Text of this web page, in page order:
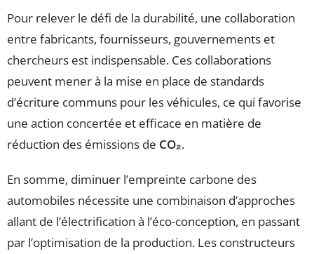
Pour relever le défi de la durabilité, une collaboration
entre fabricants, fournisseurs, gouvernements et
chercheurs est indispensable. Ces collaborations
peuvent mener à la mise en place de standards
d’écriture communs pour les véhicules, ce qui favorise
une action concertée et efficace en matière de
réduction des émissions de CO₂.
En somme, diminuer l’empreinte carbone des
automobiles nécessite une combinaison d’approches
allant de l’électrification à l’éco-conception, en passant
par l’optimisation de la production. Les constructeurs